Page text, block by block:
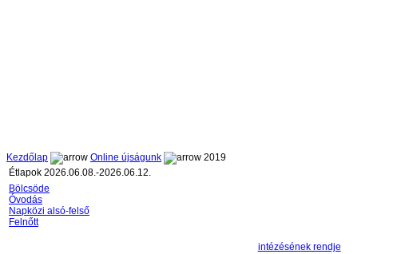
Kezdőlap
Online újságunk
2019
Étlapok 2026.06.08.-2026.06.12.
Bölcsöde
Óvodás
Napközi alsó-felső
Felnőtt
intézésének rendje